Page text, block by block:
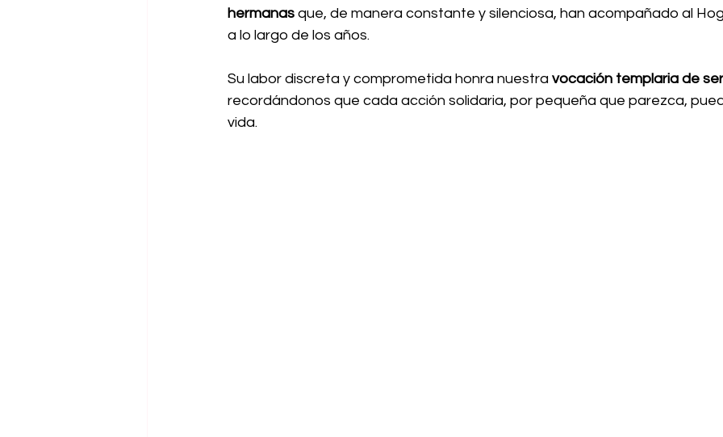
hermanas que, de manera constante y silenciosa, han acompañado al
a lo largo de los años.
Su labor discreta y comprometida honra nuestra vocación templaria de
recordándonos que cada acción solidaria, por pequeña que parezca,
vida.